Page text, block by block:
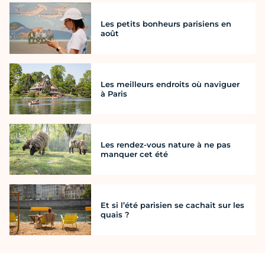
Les petits bonheurs parisiens en
août
Les meilleurs endroits où naviguer
à Paris
Les rendez-vous nature à ne pas
manquer cet été
Et si l’été parisien se cachait sur les
quais ?